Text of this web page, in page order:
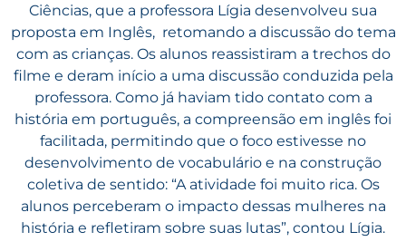
Ciências, que a professora Lígia desenvolveu sua
proposta em Inglês, retomando a discussão do tema
com as crianças. Os alunos reassistiram a trechos do
filme e deram início a uma discussão conduzida pela
professora. Como já haviam tido contato com a
história em português, a compreensão em inglês foi
facilitada, permitindo que o foco estivesse no
desenvolvimento de vocabulário e na construção
coletiva de sentido: “A atividade foi muito rica. Os
alunos perceberam o impacto dessas mulheres na
história e refletiram sobre suas lutas”, contou Lígia.